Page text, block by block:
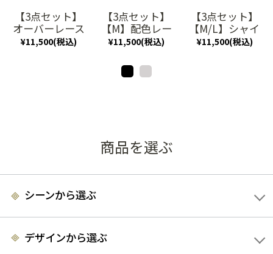
の方には、出席する立場に合わせたドレスを選ぶのがポイント
す。
友人の結婚式には、トレンドを感じられるおしゃれなデザインの
ーなら着こなししやすくチャレンジしやすいのでおすすめです。
パンツドレスや総レースのドレスも人気のスタイルです。
<40代・50代におすすめのネイビードレス>
おすすめです。
レスを選ぶとフォーマル感を演出できます。特にデコルテ部分は
【3点セット】
オーバーレース
ブラウスミモレ
¥11,500(税込)
【3点セット】
【M】配色レー
スドレス（ネイ
(SET3176)
¥11,500(税込)
【3点セット】
【M/L】シャイ
ニーデシンスカ
¥11,500(税込)
商品を選ぶ
シーンから選ぶ
デザインから選ぶ